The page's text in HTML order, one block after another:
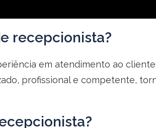
recepcionista?
em atendimento ao
profissional e competente,